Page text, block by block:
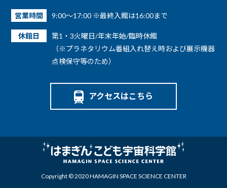
営業時間 9:00～17:00 ※最終入館は16:00まで
休館日
第1・3火曜日/年末年始/臨時休館
（※プラネタリウム番組入れ替え時および展示機器
点検保守等のため）
アクセスはこちら
Copyright © 2020 HAMAGIN SPACE SCIENCE CENTER